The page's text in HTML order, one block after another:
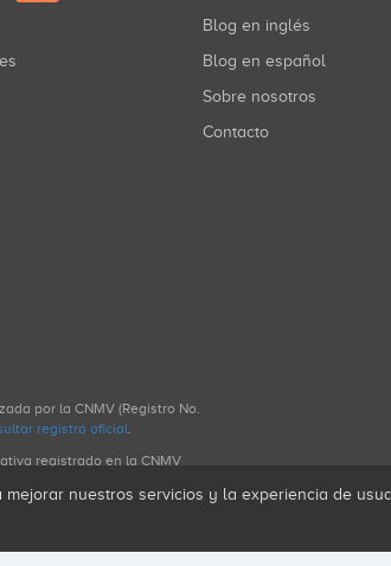
Blog en inglés
Blog en español
Sobre nosotros
Contacto
por la CNMV (Registro No.
registro oficial.
registrado en la CNMV
nuestros servicios y la experiencia de